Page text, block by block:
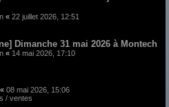
« 22 juillet 2026, 12:51
Dimanche 31 mai 2026 à Montech
« 14 mai 2026, 17:10
« 08 mai 2026, 15:06
/ ventes